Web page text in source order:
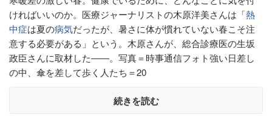
ければいいのか。医療ジャーナリストの木原洋美さんは「熱
中症は夏の病気だったが、暑さに体が慣れていない春こそ注
意する必要がある」という。木原さんが、総合診療医の生坂
政臣さんに取材した――。写真＝時事通信フォト強い日差し
の中、傘を差して歩く人たち＝20
続きを読む